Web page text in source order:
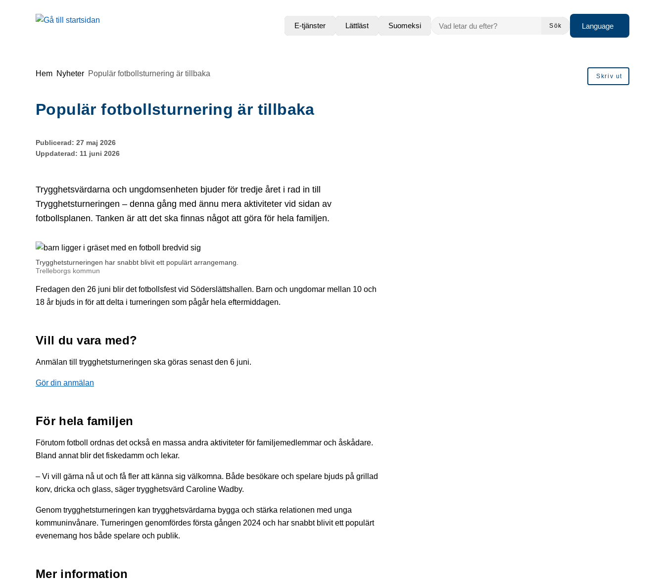
Gå till innehåll
E-tjänster
Lättläst Suomeksi
VAD LETAR DU EFTER?
Sök
Language
Du är här:
Hem Nyheter Populär fotbollsturnering är tillbaka Skriv ut
Populär fotbollsturnering är tillbaka
Publicerad: 27 maj 2026
Uppdaterad: 11 juni 2026
Trygghetsvärdarna och ungdomsenheten bjuder för tredje året i rad in till
Trygghetsturneringen – denna gång med ännu mera aktiviteter vid sidan av
fotbollsplanen. Tanken är att det ska finnas något att göra för hela familjen.
Trygghetsturneringen har snabbt blivit ett populärt arrangemang.
Trelleborgs kommun
Fredagen den 26 juni blir det fotbollsfest vid Söderslättshallen. Barn och ungdomar mellan 10 och
18 år bjuds in för att delta i turneringen som pågår hela eftermiddagen.
Vill du vara med?
Anmälan till trygghetsturneringen ska göras senast den 6 juni.
Gör din anmälan
För hela familjen
Förutom fotboll ordnas det också en massa andra aktiviteter för familjemedlemmar och åskådare.
Bland annat blir det fiskedamm och lekar.
– Vi vill gärna nå ut och få fler att känna sig välkomna. Både besökare och spelare bjuds på grillad
korv, dricka och glass, säger trygghetsvärd Caroline Wadby.
Genom trygghetsturneringen kan trygghetsvärdarna bygga och stärka relationen med unga
kommuninvånare. Turneringen genomfördes första gången 2024 och har snabbt blivit ett populärt
evenemang hos både spelare och publik.
Mer information